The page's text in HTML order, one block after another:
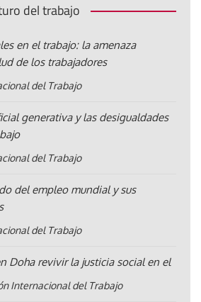
del trabajo
en el trabajo: la amenaza
de los trabajadores
del Trabajo
generativa y las desigualdades
del Trabajo
del empleo mundial y sus
del Trabajo
Doha revivir la justicia social en el
Internacional del Trabajo